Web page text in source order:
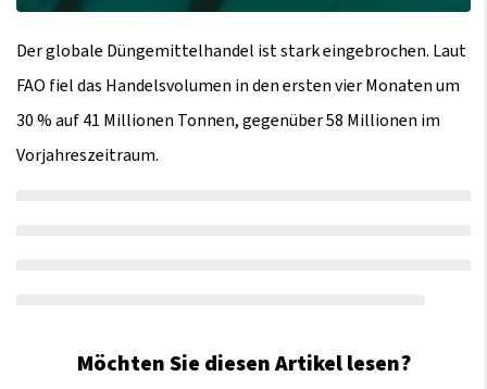
Der globale Düngemittelhandel ist stark eingebrochen. Laut
FAO fiel das Handelsvolumen in den ersten vier Monaten um
30 % auf 41 Millionen Tonnen, gegenüber 58 Millionen im
Vorjahreszeitraum.
Möchten Sie diesen Artikel lesen?